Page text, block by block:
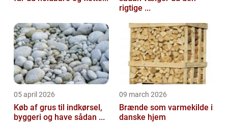
rigtige ...
05 april 2026
Køb af grus til indkørsel,
byggeri og have sådan ...
09 march 2026
Brænde som varmekilde i
danske hjem